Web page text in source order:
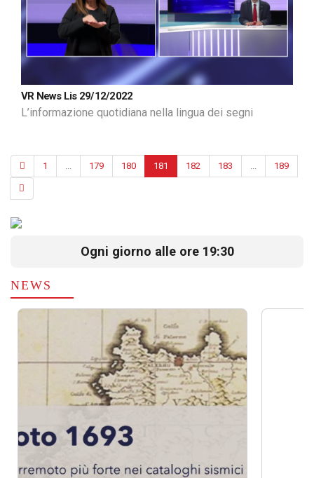
VR News Lis 29/12/2022
L’informazione quotidiana nella lingua dei segni
1 179 180 181 182 183 189
Ogni giorno alle ore 19:30
NEWS